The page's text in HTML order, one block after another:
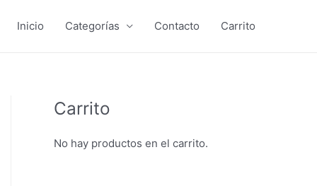
Inicio Categorías Contacto Carrito
Carrito
No hay productos en el carrito.